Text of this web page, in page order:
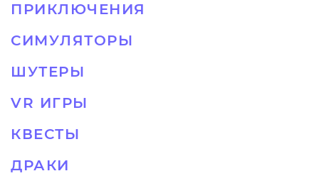
ПРИКЛЮЧЕНИЯ
СИМУЛЯТОРЫ
ШУТЕРЫ
VR ИГРЫ
КВЕСТЫ
ДРАКИ